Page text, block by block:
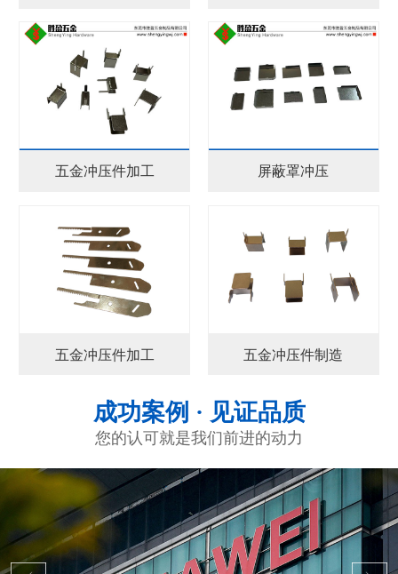
五金冲压件加工 屏蔽罩冲压
五金冲压件加工 五金冲压件制造
成功案例 · 见证品质
您的认可就是我们前进的动力